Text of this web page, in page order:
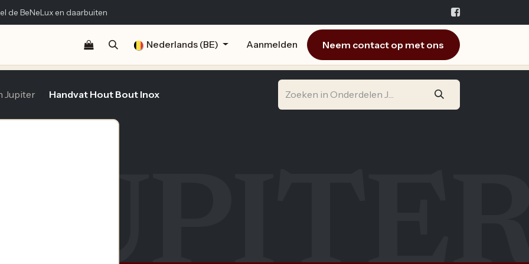
de BeNeLux en daarbuiten
Documentatie Publicaties Contact
Nederlands (BE) Aanmelden Neem contact op met ons
Jupiter Handvat Hout Bout Inox